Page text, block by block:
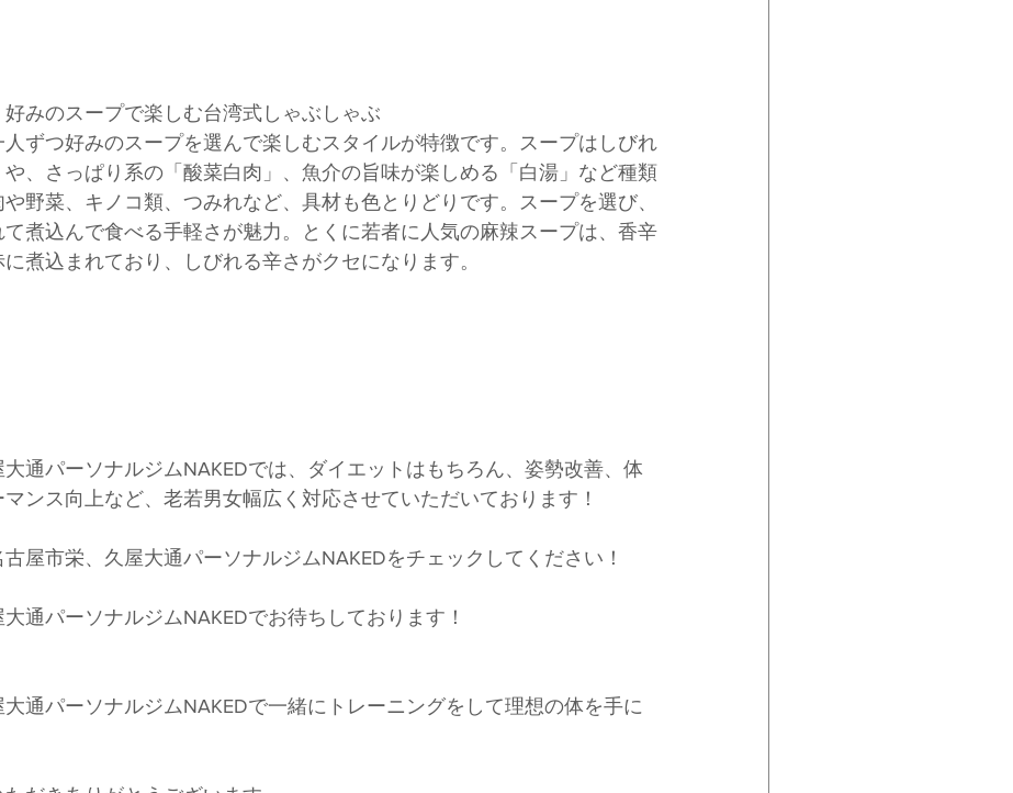
みのスープで楽しむ台湾式しゃぶしゃぶ
ずつ好みのスープを選んで楽しむスタイルが特徴です。スープはしびれ
や、さっぱり系の「酸菜白肉」、魚介の旨味が楽しめる「白湯」など種類
野菜、キノコ類、つみれなど、具材も色とりどりです。スープを選び、
煮込んで食べる手軽さが魅力。とくに若者に人気の麻辣スープは、香辛
煮込まれており、しびれる辛さがクセになります。
通パーソナルジムNAKEDでは、ダイエットはもちろん、姿勢改善、体
ンス向上など、老若男女幅広く対応させていただいております！
屋市栄、久屋大通パーソナルジムNAKEDをチェックしてください！
通パーソナルジムNAKEDでお待ちしております！
通パーソナルジムNAKEDで一緒にトレーニングをして理想の体を手に